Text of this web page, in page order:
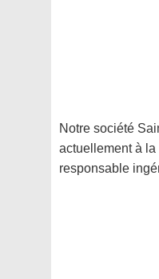
Notre société
actuellement à la
responsable